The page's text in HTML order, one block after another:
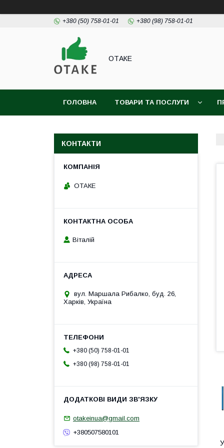
+380 (50) 758-01-01 +380 (98) 758-01-01
ОТАКЕ
ГОЛОВНА ТОВАРИ ТА ПОСЛУГИ
КОНТАКТИ
ОТАКЕ
Віталій
вул. Маршала Рибалко, буд. 26,
Харків, Україна
+380 (50) 758-01-01
+380 (98) 758-01-01
otakeinua@gmail.com
+380507580101